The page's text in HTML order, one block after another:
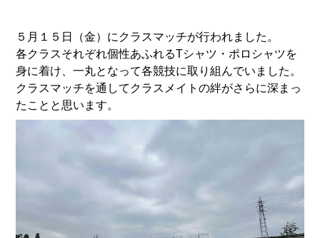
５月１５日（金）にクラスマッチが行われました。
各クラスそれぞれ個性あふれるTシャツ・ポロシャツを
身に着け、一丸となって各競技に取り組んでいました。
クラスマッチを通してクラスメイトの絆がさらに深まっ
たことと思います。